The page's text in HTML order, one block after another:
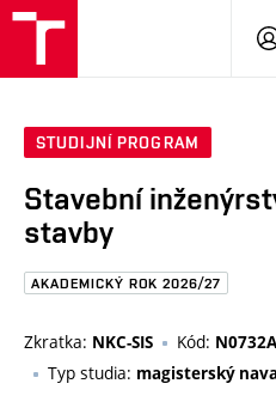
Brno
STUDIJNÍ PROGRAM
Stavební
stavby
AKADEMICKÝ ROK 2026/27
Zkratka: NKC-SIS Kód:
Typ studia: magisterský